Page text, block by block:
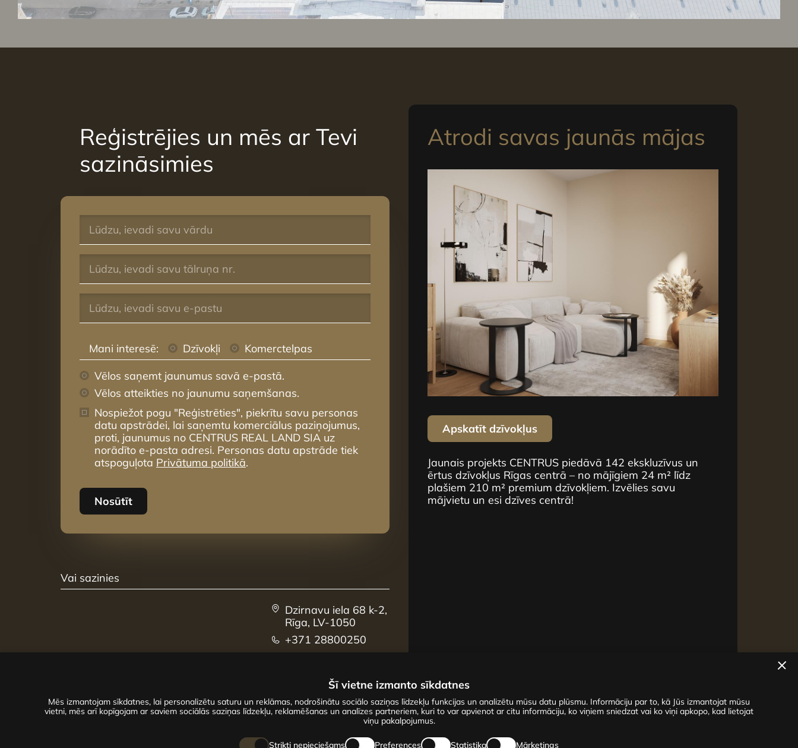
Šī vietne izmanto sīkdatnes
Mēs izmantojam sīkdatnes, lai personalizētu saturu un reklāmas, nodrošinātu sociālo saziņas līdzekļu funkcijas un analizētu mūsu datu plūsmu. Informāciju par to, kā Jūs izmantojat mūsu
vietni, mēs arī kopīgojam ar saviem sociālās saziņas līdzekļu, reklamēšanas un analīzes partneriem, kuri to var apvienot ar citu informāciju, ko viņiem sniedzat vai ko viņi apkopo, kad lietojat
viņu pakalpojumus.
Strikti nepieciešams Preferences Statistika Mārketings
Reģistrējies un mēs ar Tevi
sazināsimies
Mani interesē: Dzīvokļi
Komerctelpas
Vēlos saņemt jaunumus savā e-pastā.
Vēlos atteikties no jaunumu saņemšanas.
Nospiežot pogu "Reģistrēties", piekrītu savu personas
datu apstrādei, lai saņemtu komerciālus paziņojumus,
proti, jaunumus no CENTRUS REAL LAND SIA uz
norādīto e-pasta adresi. Personas datu apstrāde tiek
atspoguļota Privātuma politikā.
Nosūtīt
Vai sazinies
Dzirnavu iela 68 k-2,
Rīga, LV-1050
+371 28800250
Atrodi savas jaunās mājas
Apskatīt dzīvokļus
Jaunais projekts CENTRUS piedāvā 142 ekskluzīvus un
ērtus dzīvokļus Rīgas centrā – no mājīgiem 24 m² līdz
plašiem 210 m² premium dzīvokļiem. Izvēlies savu
mājvietu un esi dzīves centrā!